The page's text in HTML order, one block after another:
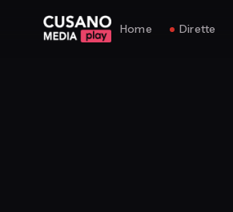
Home Dirette